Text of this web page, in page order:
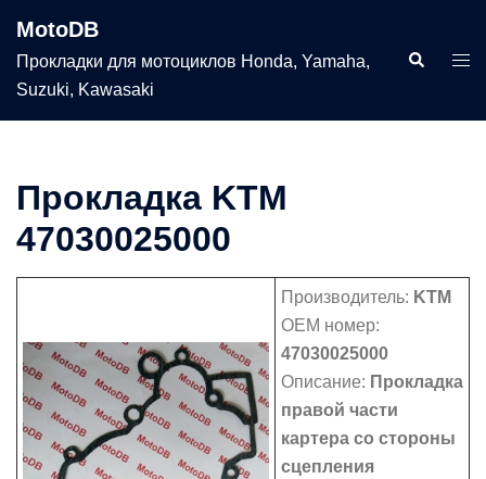
содержимому
MotoDB
Прокладки для мотоциклов Honda, Yamaha,
Suzuki, Kawasaki
Поиск
Прокладка KTM
47030025000
Производитель: KTM
OEM номер:
47030025000
Описание: Прокладка
правой части
картера со стороны
сцепления